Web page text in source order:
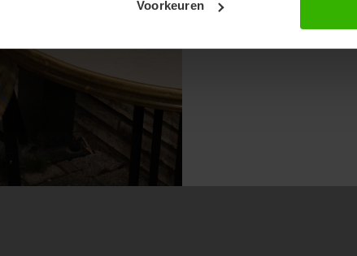
Voorkeuren